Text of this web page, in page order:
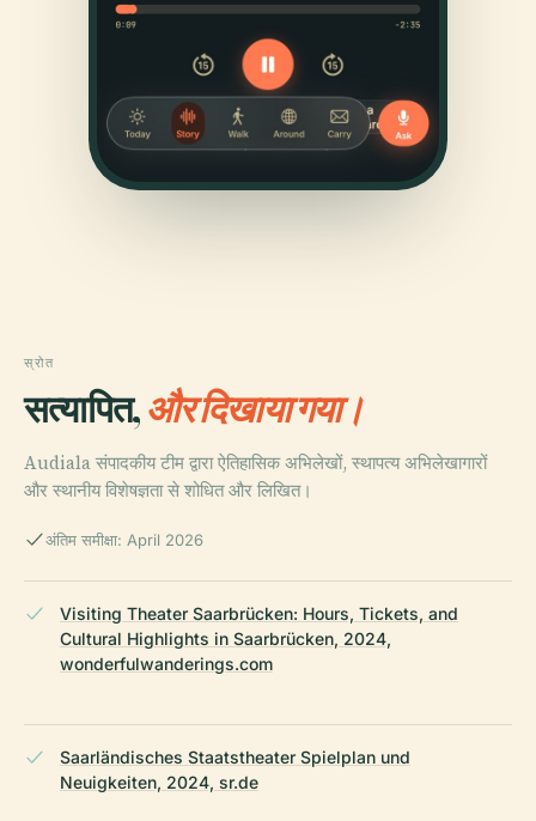
स्रोत
सत्यापित,और दिखाया गया।
Audiala संपादकीय टीम द्वारा ऐतिहासिक अभिलेखों, स्थापत्य अभिलेखागारों
और स्थानीय विशेषज्ञता से शोधित और लिखित।
अंतिम समीक्षा: April 2026
Visiting Theater Saarbrücken: Hours, Tickets, and
Cultural Highlights in Saarbrücken, 2024,
wonderfulwanderings.com
Saarländisches Staatstheater Spielplan und
Neuigkeiten, 2024, sr.de